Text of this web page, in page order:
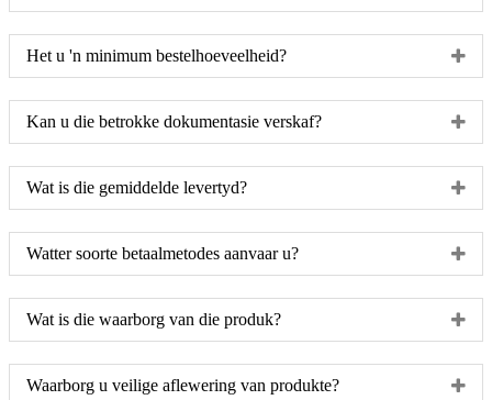
Het u 'n minimum bestelhoeveelheid?
Kan u die betrokke dokumentasie verskaf?
Wat is die gemiddelde levertyd?
Watter soorte betaalmetodes aanvaar u?
Wat is die waarborg van die produk?
Waarborg u veilige aflewering van produkte?